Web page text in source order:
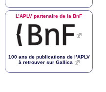
L’APLV partenaire de la BnF
100 ans de publications de l’APLV
à retrouver sur Gallica